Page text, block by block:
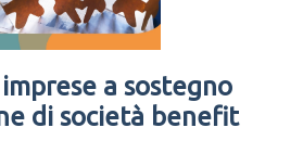
a sostegno
di società benefit